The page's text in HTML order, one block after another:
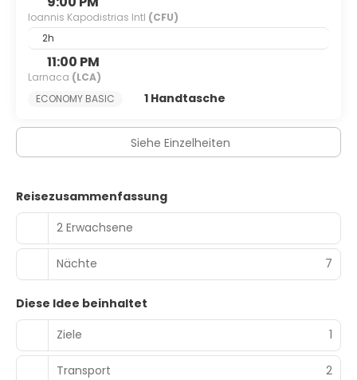
Ioannis Kapodistrias Intl (CFU)
2h
11:00 PM
Larnaca (LCA)
ECONOMY BASIC
1 Handtasche
Siehe Einzelheiten
Reisezusammenfassung
2 Erwachsene
Nächte 7
Diese Idee beinhaltet
Ziele
1
Transport 2